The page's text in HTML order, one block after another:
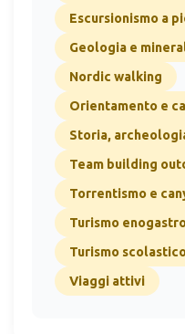
Escursionismo a
Geologia e
Nordic walking
Orientamento e
Storia,
Team building
Torrentismo e
Turismo
Turismo
Viaggi attivi